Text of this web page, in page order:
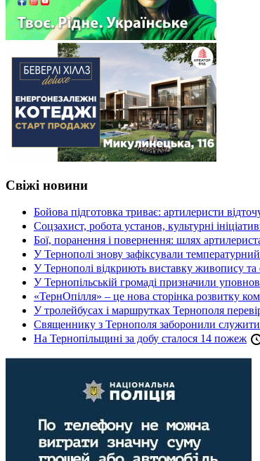
Свіжі новини
Бойова підготовка триває: артилеристи
Соцзахист, робота установ, культурні
Бої, поранення і повернення: шлях
У Тернополі знову зафіксували
У Тернополі відкриють виставку живопису
У Тернопільській громаді призначили
«ТернОпілля» – це нова сторінка розвитку
У тролейбусах і маршрутках Тернополя
Священнику з Тернополя заборонили служити
На Тернопільщині за добу сталося 14 пожеж